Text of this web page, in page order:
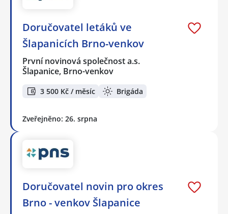
Doručovatel letáků ve
Šlapanicích Brno-venkov
První novinová společnost a.s.
Šlapanice, Brno-venkov
3 500 Kč / měsíc Brigáda
Zveřejněno: 26. srpna
Doručovatel novin pro okres
Brno - venkov Šlapanice